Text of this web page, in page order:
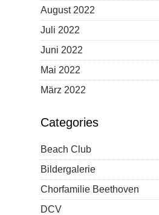
August 2022
Juli 2022
Juni 2022
Mai 2022
März 2022
Categories
Beach Club
Bildergalerie
Chorfamilie Beethoven
DCV